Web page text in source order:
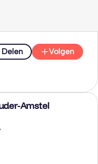
Delen Volgen
Amstel